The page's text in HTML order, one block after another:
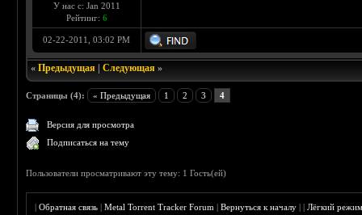
У нас с: Jan 2011
Рейтинг: 6
02-22-2011, 03:02 PM
«Предыдущая |Следующая »
Страницы (4): « Предыдущая 1 2 3 4
Версия для просмотра
Подписаться на тему
Пользователи просматривают эту тему: 1 Гость(ей)
|Обратная связь |Metal Torrent Tracker Forum |Вернуться к началу ||Лёгкий